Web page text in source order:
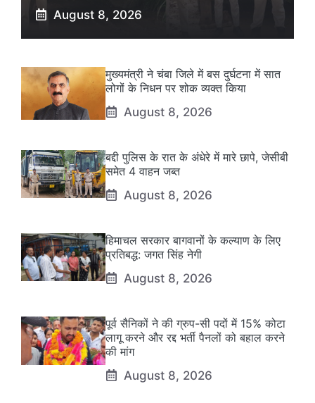
August 8, 2026
मुख्यमंत्री ने चंबा जिले में बस दुर्घटना में सात
लोगों के निधन पर शोक व्यक्त किया
August 8, 2026
बद्दी पुलिस के रात के अंधेरे में मारे छापे, जेसीबी
समेत 4 वाहन जब्त
August 8, 2026
हिमाचल सरकार बागवानों के कल्याण के लिए
प्रतिबद्ध: जगत सिंह नेगी
August 8, 2026
पूर्व सैनिकों ने की ग्रुप-सी पदों में 15% कोटा
लागू करने और रद्द भर्ती पैनलों को बहाल करने
की मांग
August 8, 2026